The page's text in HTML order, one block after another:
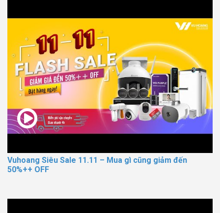
Vuhoang Siêu Sale 11.11 – Mua gì cũng giảm đến
50%++ OFF